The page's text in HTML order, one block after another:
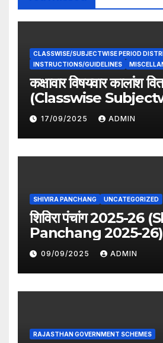
CLASSWISE/SUBJECTWISE PERIOD
INSTRUCTIONS/GUIDELINES
कक्षावार विषयवार कालांश
(Classwise
period distribution)
17/09/2025 ADMIN
SHIVIRA PANCHANG UNCATEGORIZED
शिविरा पंचांग 2025-26
Panchang 2025-26)
09/09/2025 ADMIN
RAJASTHAN GOVERNMENT SCHEMES